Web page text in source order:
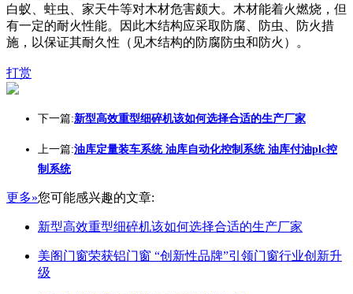
白蚁、蛀虫、家天牛等对木材危害颇大。木材能着火燃烧，但
有一定的耐火性能。因此木结构应采取防腐、防虫、防火措
施，以保证其耐久性（见木结构的防腐防虫和防火）。
打赏
下一篇:新型高效重型细碎机该如何选择合适的生产厂家
上一篇:油库定量装车系统 油库自动化控制系统 油库付油plc控
制系统
更多»您可能感兴趣的文章:
新型高效重型细碎机该如何选择合适的生产厂家
美阁门窗荣获铝门窗 “创新性品牌”引领门窗行业创新升
级